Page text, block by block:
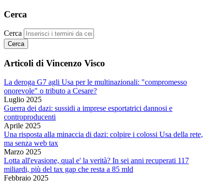
Cerca
Cerca
Articoli di Vincenzo Visco
La deroga G7 agli Usa per le multinazionali: "compromesso
onorevole" o tributo a Cesare?
Luglio 2025
Guerra dei dazi: sussidi a imprese esportatrici dannosi e
controproducenti
Aprile 2025
Una risposta alla minaccia di dazi: colpire i colossi Usa della rete,
ma senza web tax
Marzo 2025
Lotta all'evasione, qual e' la verità? In sei anni recuperati 117
miliardi, più del tax gap che resta a 85 mld
Febbraio 2025